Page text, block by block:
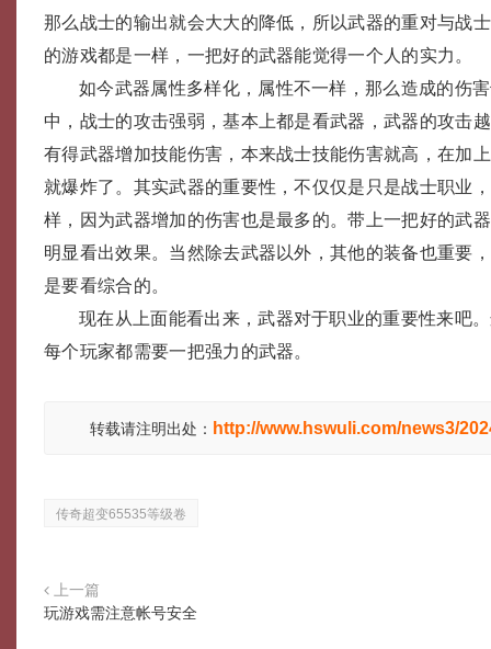
那么战士的输出就会大大的降低，所以武器的重对与战
的游戏都是一样，一把好的武器能觉得一个人的实力。
如今武器属性多样化，属性不一样，那么造成的伤
中，战士的攻击强弱，基本上都是看武器，武器的攻击
有得武器增加技能伤害，本来战士技能伤害就高，在加
就爆炸了。其实武器的重要性，不仅仅是只是战士职业
样，因为武器增加的伤害也是最多的。带上一把好的武
明显看出效果。当然除去武器以外，其他的装备也重要
是要看综合的。
现在从上面能看出来，武器对于职业的重要性来吧
每个玩家都需要一把强力的武器。
转载请注明出处： http://www.hswuli.com/news3/
传奇超变65535等级卷
上一篇
玩游戏需注意帐号安全